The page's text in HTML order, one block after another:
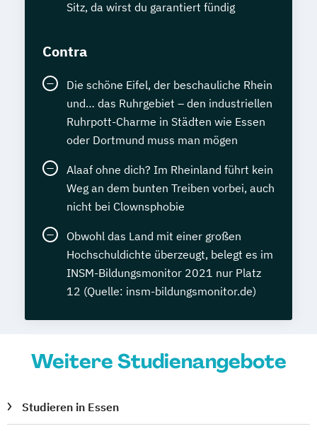
Sitz, da wirst du garantiert fündig
Contra
Die schöne Eifel, der beschauliche Rhein
und… das Ruhrgebiet – den industriellen
Ruhrpott-Charme in Städten wie Essen
oder Dortmund muss man mögen
Alaaf ohne dich? Im Rheinland führt kein
Weg an dem bunten Treiben vorbei, auch
nicht bei Clownsphobie
Obwohl das Land mit einer großen
Hochschuldichte überzeugt, belegt es im
INSM-Bildungsmonitor 2021 nur Platz
12 (Quelle: insm-bildungsmonitor.de)
Weitere Studienangebote
Studieren in Essen